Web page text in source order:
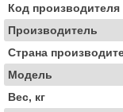
Код производителя
Производитель
Страна
Модель
Вес, кг